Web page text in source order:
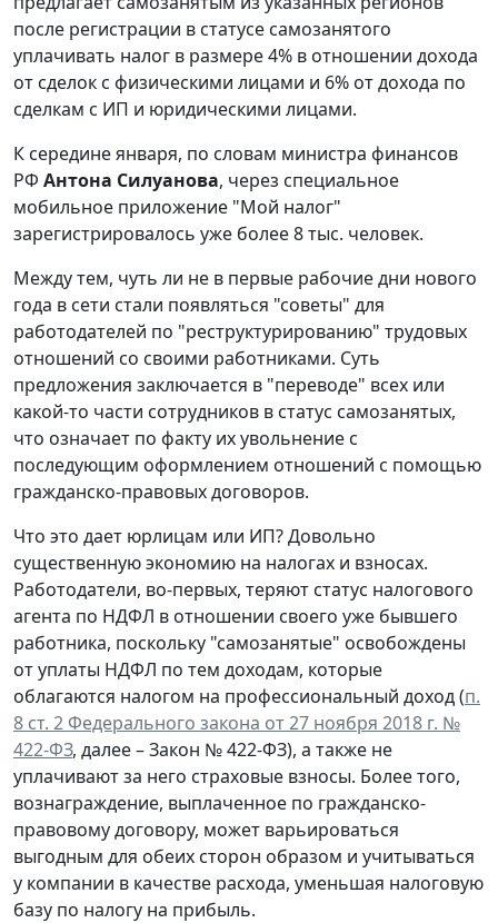
после регистрации в статусе самозанятого
уплачивать налог в размере 4% в отношении дохода
от сделок с физическими лицами и 6% от дохода по
сделкам с ИП и юридическими лицами.
К середине января, по словам министра финансов
РФ Антона Силуанова, через специальное
мобильное приложение "Мой налог"
зарегистрировалось уже более 8 тыс. человек.
Между тем, чуть ли не в первые рабочие дни нового
года в сети стали появляться "советы" для
работодателей по "реструктурированию" трудовых
отношений со своими работниками. Суть
предложения заключается в "переводе" всех или
какой-то части сотрудников в статус самозанятых,
что означает по факту их увольнение с
последующим оформлением отношений с помощью
гражданско-правовых договоров.
Что это дает юрлицам или ИП? Довольно
существенную экономию на налогах и взносах.
Работодатели, во-первых, теряют статус налогового
агента по НДФЛ в отношении своего уже бывшего
работника, поскольку "самозанятые" освобождены
от уплаты НДФЛ по тем доходам, которые
облагаются налогом на профессиональный доход (п.
8 ст. 2 Федерального закона от 27 ноября 2018 г. №
422-ФЗ, далее – Закон № 422-ФЗ), а также не
уплачивают за него страховые взносы. Более того,
вознаграждение, выплаченное по гражданско-
правовому договору, может варьироваться
выгодным для обеих сторон образом и учитываться
у компании в качестве расхода, уменьшая налоговую
базу по налогу на прибыль.